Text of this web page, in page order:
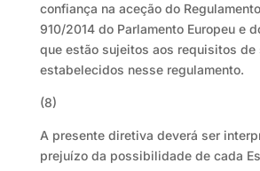
confiança na aceção do
910/2014 do Parlamento Europeu e
que estão sujeitos aos requisitos de
estabelecidos nesse regulamento.
(8)
A presente diretiva deverá ser
prejuízo da possibilidade de cada